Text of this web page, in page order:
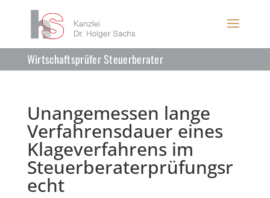
Wirtschaftsprüfer Steuerberater
Unangemessen lange
Verfahrensdauer eines
Klageverfahrens im
Steuerberaterprüfungsr
echt